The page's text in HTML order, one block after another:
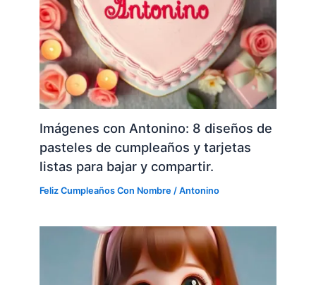
Imágenes con Antonino: 8 diseños de
pasteles de cumpleaños y tarjetas
listas para bajar y compartir.
Feliz Cumpleaños Con Nombre /Antonino